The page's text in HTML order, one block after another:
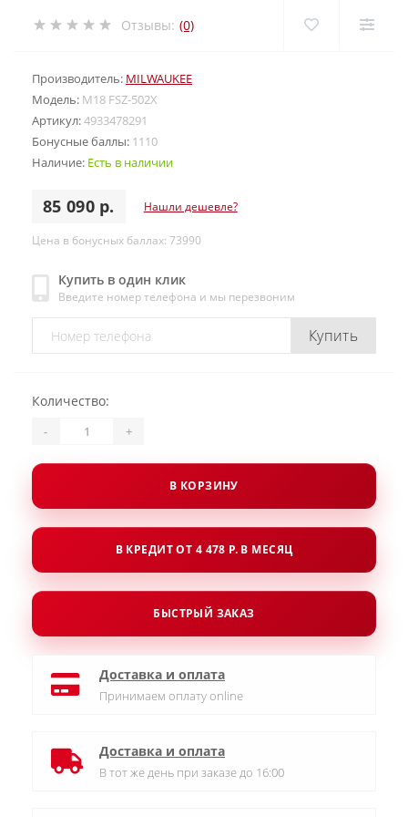
Отзывы: (0)
Производитель: MILWAUKEE
Модель: M18 FSZ-502X
Артикул:4933478291
Бонусные баллы: 1110
Наличие: Есть в наличии
85 090 р. Нашли дешевле?
Цена в бонусных баллах: 73990
Купить в один клик
Введите номер телефона и мы перезвоним
Купить
Количество:
- +
В КОРЗИНУ
В КРЕДИТ ОТ 4 478 Р. В МЕСЯЦ
БЫСТРЫЙ ЗАКАЗ
Доставка и оплата
Принимаем оплату online
Доставка и оплата
В тот же день при заказе до 16:00